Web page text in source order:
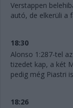
Verstappen
autó, de elkerüli a
18:30
Alonso 1:287-tel
tizedet kap, a két
pedig még Piastri
18:26